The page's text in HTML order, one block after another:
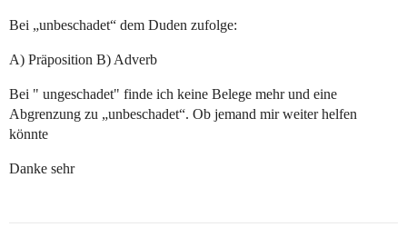
Bei „unbeschadet“ dem Duden zufolge:
A) Präposition B) Adverb
Bei " ungeschadet" finde ich keine Belege mehr und eine
Abgrenzung zu „unbeschadet“. Ob jemand mir weiter helfen
könnte
Danke sehr